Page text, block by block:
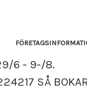
6 - 9-/8.
SÅ